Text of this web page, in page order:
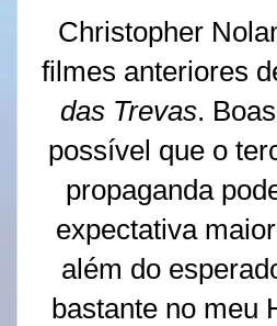
Christopher
filmes anteriores
das Trevas.
possível que o
propaganda
expectativa
além do
bastante no meu